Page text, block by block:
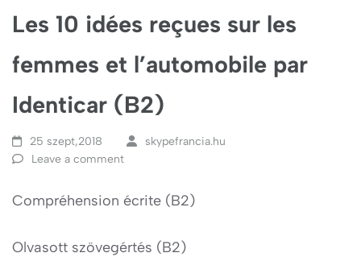
Les 10 idées reçues sur les
femmes et l’automobile par
Identicar (B2)
25 szept,2018
skypefrancia.hu
Leave a comment
Compréhension écrite (B2)
Olvasott szövegértés (B2)